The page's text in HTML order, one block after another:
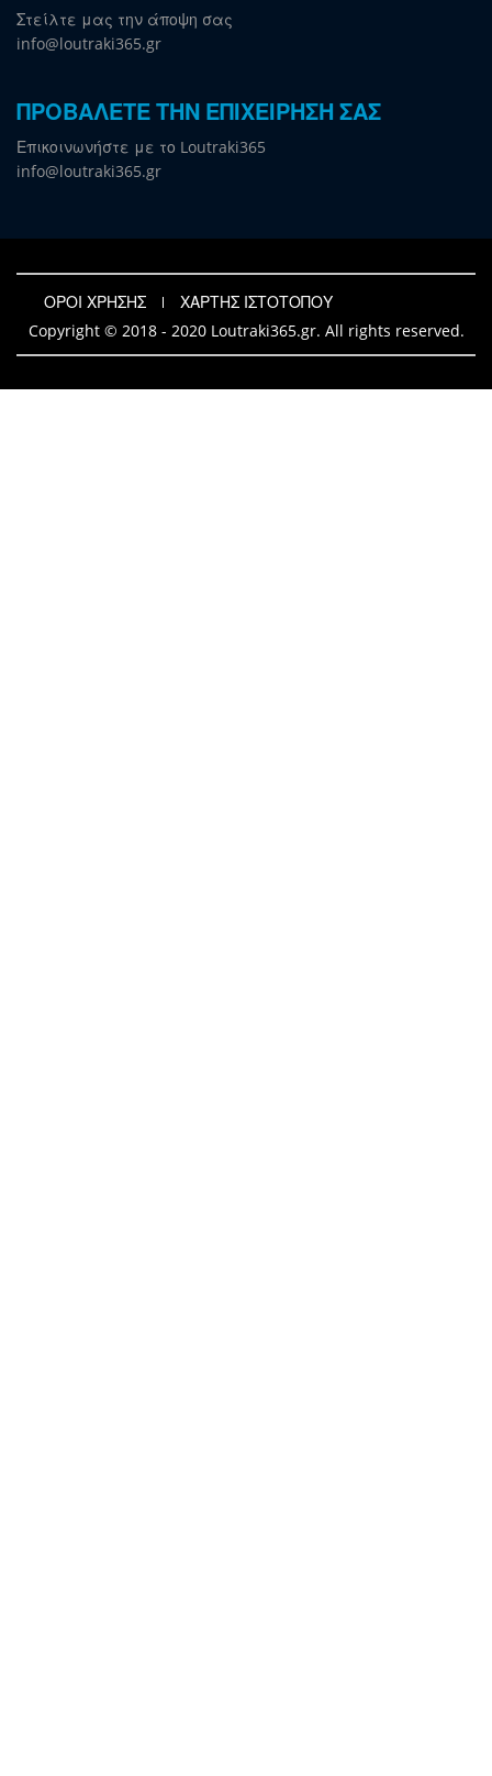
Στείλτε μας την άποψη σας
info@loutraki365.gr
ΠΡΟΒΑΛΕΤΕ ΤΗΝ ΕΠΙΧΕΙΡΗΣΗ ΣΑΣ
Επικοινωνήστε με το Loutraki365
info@loutraki365.gr
ΟΡΟΙ ΧΡΗΣΗΣ
ΧΑΡΤΗΣ ΙΣΤΟΤΟΠΟΥ
Copyright © 2018 - 2020 Loutraki365.gr. All rights reserved.